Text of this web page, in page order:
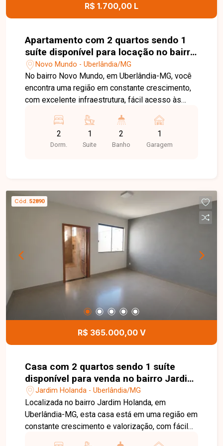
R$ 1.700,00 L
Apartamento com 2 quartos sendo 1
suíte disponível para locação no bairro
Novo Mundo em Uberlândia-MG
Novo Mundo - Uberlândia/MG
No bairro Novo Mundo, em Uberlândia-MG, você
encontra uma região em constante crescimento,
com excelente infraestrutura, fácil acesso às
supermercados, escolas, farmácias e diversos
comércios, proporcionando praticidade e
qualidade de vida. Apartamento novo, recém-
garagem. O imóvel oferece ambientes modernos,
bem distribuídos e excelente iluminação natural,
sendo ideal para quem busca conforto e
praticidade em um imóvel de primeira locação.
Uma excelente oportunidade para morar em um
apartamento novo, em uma região em plena
valorização de Uberlândia. Entre em contato e
agende sua visita!
2
Dorm.
1
Suite
2
Banho
1
Garagem
Cód. 52890
R$ 365.000,00 V
Casa com 2 quartos sendo 1 suíte
disponível para venda no bairro Jardim
Holanda em Uberlândia-MG
Jardim Holanda - Uberlândia/MG
Localizada no bairro Jardim Holanda, em
Uberlândia-MG, esta casa está em uma região em
constante crescimento e valorização, com fácil